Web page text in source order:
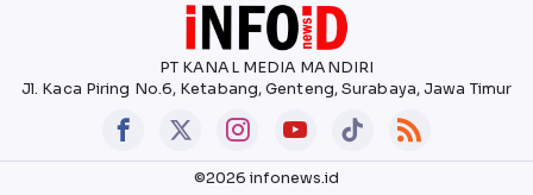
PT KANAL MEDIA MANDIRI
Jl. Kaca Piring No.6, Ketabang, Genteng, Surabaya, Jawa Timur
©2026 infonews.id